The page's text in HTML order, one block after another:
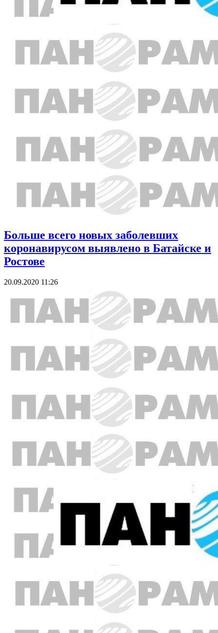
Больше всего новых заболевших
коронавирусом выявлено в Батайске и
Ростове
20.09.2020 11:26